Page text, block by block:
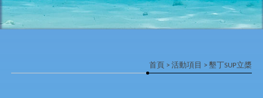
首頁 >活動項目 > 墾丁SUP立槳